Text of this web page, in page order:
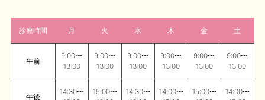
診療時間 月 火 水 木 金 土
午前
9:00〜
13:00
9:00〜
13:00
9:00〜
13:00
9:00〜
13:00
9:00〜
13:00
9:00〜
13:00
午後
14:30〜
15:00〜
14:30〜
14:00〜
15:00〜
14:00〜